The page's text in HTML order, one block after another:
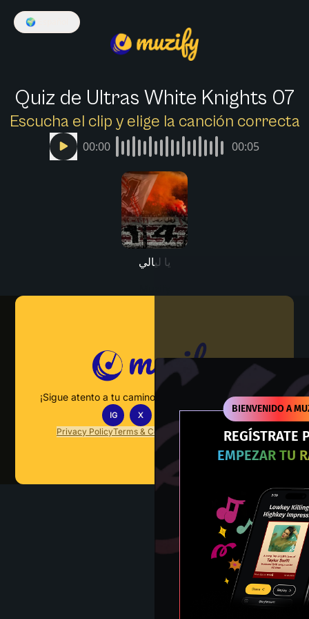
BIENVENIDO A
REGÍSTRATE
EMPEZAR TU
🌍
Quiz de Ultras White Knights 07
Escucha el clip y elige la canción correcta
00:00 00:05
يا ليالي
¡Sigue atento a tu camino hacia el dominio musical!
IG X
Privacy PolicyTerms & Conditions Contact Us